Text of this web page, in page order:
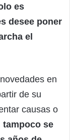
es
desee poner
el
en
de su
causas o
tampoco se